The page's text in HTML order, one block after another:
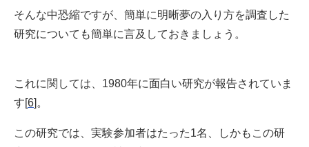
そんな中恐縮ですが、簡単に明晰夢の入り方を調査した
研究についても簡単に言及しておきましょう。
これに関しては、1980年に面白い研究が報告されていま
す[6]。
この研究では、実験参加者はたった1名、しかもこの研